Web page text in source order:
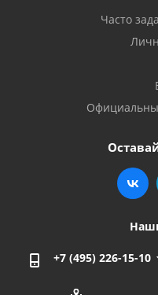
Часто
+7 (495) 226-15-10